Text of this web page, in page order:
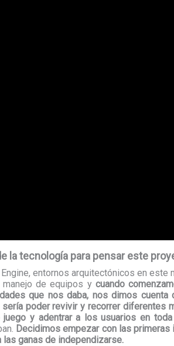
la tecnología para pensar este
entornos arquitectónicos en este
manejo de equipos ycuando
que nos daba, nos dimos cuenta
poder revivir y recorrer diferentes
y adentrar a los usuarios en
Decidimos empezar con las
ganas de independizarse.